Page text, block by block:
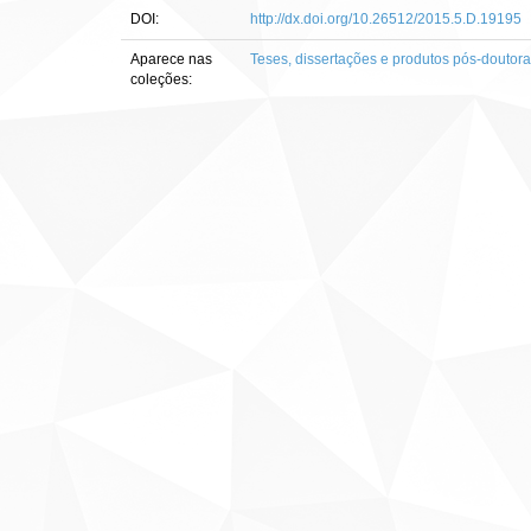
DOI: http://dx.doi.org/10.26512/2015.5.D.19195
Aparece nas
coleções:
Teses, dissertações e produtos pós-